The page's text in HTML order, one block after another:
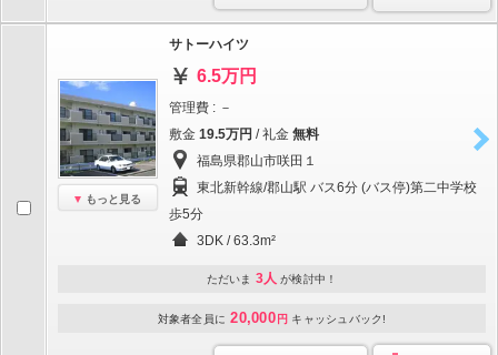
もっと見る
サトーハイツ
6.5万円
管理費 : －
敷金 19.5万円 / 礼金 無料
福島県郡山市咲田１
東北新幹線/郡山駅 バス6分 (バス停)第二中学校
歩5分
3DK / 63.3m²
ただいま 3人 が検討中！
対象者全員に 20,000 円 キャッシュバック!